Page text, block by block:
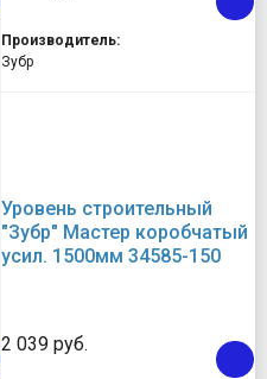
Производитель:
Зубр
Уровень строительный
"Зубр" Мастер коробчатый
усил. 1500мм 34585-150
2 039 руб.